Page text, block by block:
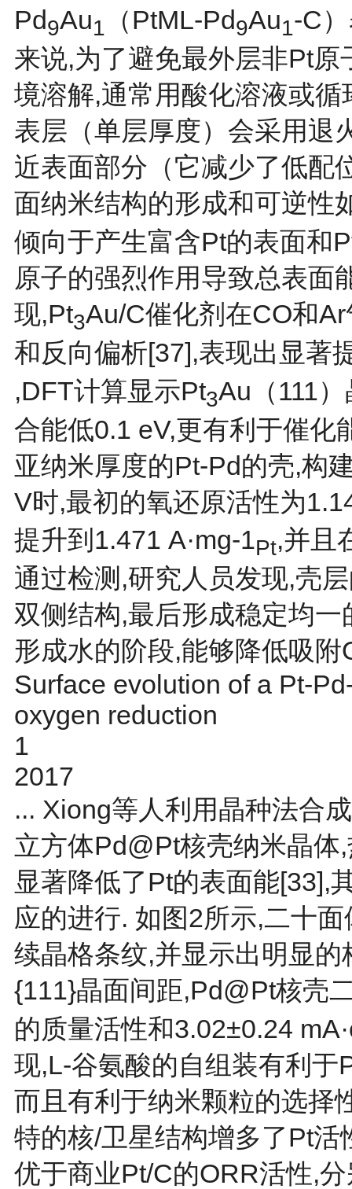
Pd9Au1 （PtML-Pd9Au1-C
来说,为了避免最外层非Pt
境溶解,通常用酸化溶液或
表层（单层厚度）会采用退
近表面部分（它减少了低配
面纳米结构的形成和可逆性
倾向于产生富含Pt的表面和
原子的强烈作用导致总表面
现,Pt3Au/C催化剂在CO和
和反向偏析[37],表现出显著
,DFT计算显示Pt3Au（111
合能低0.1 eV,更有利于催化
亚纳米厚度的Pt-Pd的壳,构
V时,最初的氧还原活性为
提升到1.471 A·mg-1Pt,并且
通过检测,研究人员发现,壳
双侧结构,最后形成稳定均
形成水的阶段,能够降低吸
Surface evolution of a Pt-
oxygen reduction
1
2017
... Xiong等人利用晶种法合
立方体Pd@Pt核壳纳米晶
显著降低了Pt的表面能[33],
应的进行. 如 图2所示,二十
续晶格条纹,并显示出明显
{111}晶面间距,Pd@Pt核壳
的质量活性和3.02±0.24
现,L-谷氨酸的自组装有利
而且有利于纳米颗粒的选择
特的核/卫星结构增多了Pt
优于商业Pt/C的ORR活性,